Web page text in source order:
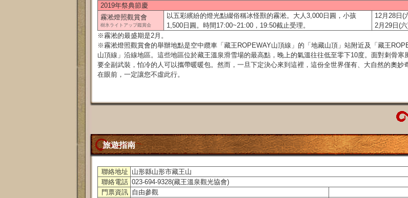
2019年祭典節慶
霧淞燈照觀賞會
樹氷ライトアップ鑑賞会
以五彩繽紛的燈光點綴俗稱冰怪獸的霧淞。大人3,000日圓，小孩
1,500日圓。時間17:00~21:00，19:50截止受理。
12月28日(
2月29日(
※霧淞的最盛期是2月。
※霧淞燈照觀賞會的舉辦地點是空中纜車「藏王ROPEWAY山頂線」的「地藏山頂」站附近及「藏王
山頂線」沿線地區。這些地區位於藏王溫泉滑雪場的最高點，晚上的氣溫往往低至零下10度。面對刺骨寒
要全副武裝，怕冷的人可以攜帶暖暖包。然而，一旦下定決心來到這裡，這份全世界僅有、大自然的奧妙
在眼前，一定讓您不虛此行。
旅遊指南
聯絡地址 山形縣山形市藏王山
聯絡電話 023-694-9328(藏王溫泉觀光協會)
門票資訊 自由參觀